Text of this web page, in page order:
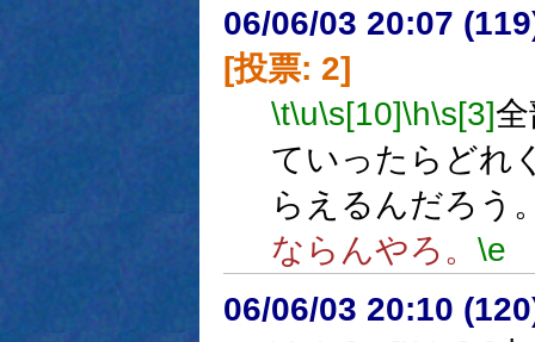
06/06/03 20:07
[投票: 2]
\t\u\s[10]\h\s[3]
ていったらどれ
らえるんだろう
ならんやろ。 \e
06/06/03 20:10